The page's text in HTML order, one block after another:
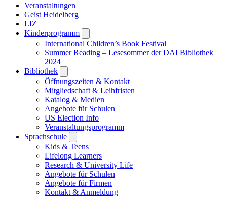
Veranstaltungen
Geist Heidelberg
LIZ
Kinderprogramm
submenu
International Children’s Book Festival
Summer Reading – Lesesommer der DAI Bibliothek
2024
Bibliothek
submenu
Öffnungszeiten & Kontakt
Mitgliedschaft & Leihfristen
Katalog & Medien
Angebote für Schulen
US Election Info
Veranstaltungsprogramm
Sprachschule
submenu
Kids & Teens
Lifelong Learners
Research & University Life
Angebote für Schulen
Angebote für Firmen
Kontakt & Anmeldung